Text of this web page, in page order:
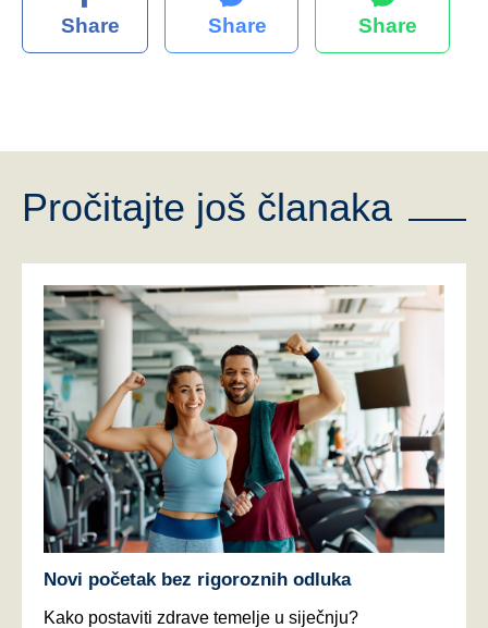
Share Share Share
Pročitajte još članaka
Novi početak bez rigoroznih odluka
Kako postaviti zdrave temelje u siječnju?